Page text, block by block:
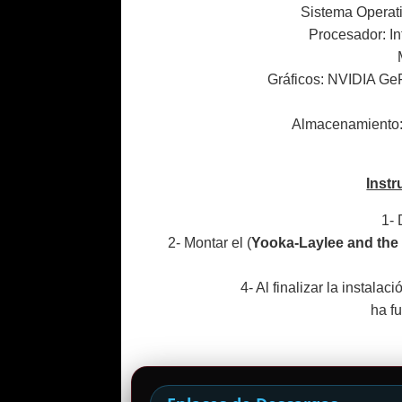
Sistema
Procesador:
Gráficos: NVIDIA
1-
2- Montar el (Yooka-Laylee and
4- Al finalizar la
ha